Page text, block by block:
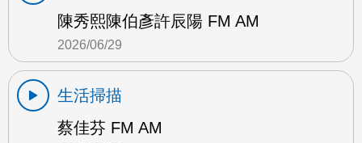
陳秀熙陳伯彥許辰陽 FM AM
2026/06/29
生活掃描
蔡佳芬 FM AM